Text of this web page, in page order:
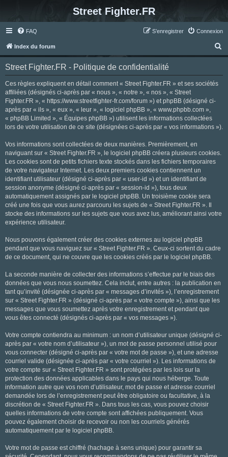
Street Fighter.FR
FAQ Connexion
S’enregistrer
Index du forum
e
Street Fighter.FR - Politique de confidentialité
Ces règles expliquent en détail comment « Street Fighter.FR » et ses sociétés
affiliées (désignés ci-après par « nous », « notre », « nos », « Street
Fighter.FR », « https://www.streetfighter-fr.com/forum ») et phpBB (désigné ci-
après par « ils », « eux », « leur », « logiciel phpBB », « www.phpbb.com »,
« phpBB Limited », « Équipes phpBB ») utilisent les informations collectées
lors de votre utilisation de ce site (désignées ci-après par « vos informations »).
Vos informations sont collectées de deux manières. Premièrement, en
naviguant sur « Street Fighter.FR », le logiciel phpBB créera plusieurs cookies.
Les cookies sont de petits fichiers texte stockés dans les fichiers temporaires
de votre navigateur Internet. Les deux premiers cookies contiennent un
identifiant utilisateur (désigné ci-après par « user-id ») et un identifiant de
session anonyme (désigné ci-après par « session-id »), tous deux
automatiquement assignés par le logiciel phpBB. Un troisième cookie sera
créé une fois que vous aurez parcouru les sujets de « Street Fighter.FR ». Il
stocke des informations sur les sujets que vous avez lus, améliorant ainsi votre
expérience utilisateur.
Nous pouvons également créer des cookies externes au logiciel phpBB
pendant que vous naviguez sur « Street Fighter.FR ». Ceux-ci sortent du cadre
de ce document, qui ne couvre que les cookies créés par le logiciel phpBB.
La seconde manière de collecter des informations s’effectue par le biais des
données que vous nous soumettez. Cela inclut, entre autres : la publication en
tant qu’invité (désignée ci-après par « messages d’invités »), l’enregistrement
sur « Street Fighter.FR » (désigné ci-après par « votre compte »), ainsi que les
messages que vous soumettez après votre enregistrement et pendant que
vous êtes connecté (désignés ci-après par « vos messages »).
Votre compte contiendra au minimum : un nom d’utilisateur unique (désigné ci-
après par « votre nom d’utilisateur »), un mot de passe personnel utilisé pour
vous connecter (désigné ci-après par « votre mot de passe »), et une adresse
courriel valide (désignée ci-après par « votre courriel »). Les informations de
votre compte sur « Street Fighter.FR » sont protégées par les lois sur la
protection des données applicables dans le pays qui nous héberge. Toute
information autre que vos nom d’utilisateur, mot de passe et adresse courriel
demandée lors de l’enregistrement peut être obligatoire ou facultative, à la
discrétion de « Street Fighter.FR ». Dans tous les cas, vous pouvez choisir
quelles informations de votre compte sont affichées publiquement. Vous
pouvez également choisir de recevoir ou non les courriels générés
automatiquement par le logiciel phpBB.
Votre mot de passe est chiffré (hachage à sens unique) pour garantir sa